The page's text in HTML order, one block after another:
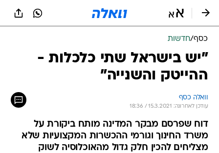
כסף/חדשות
"יש בישראל שתי כלכלות -
ההייטק והשנייה"
וואלה כסף
עודכן לאחרונה: 15.3.2021 / 18:36
דוח שפרסם מבקר המדינה מותח ביקורת על
משרד החינוך וגורמי ההכשרות המקצועיות שלא
מצליחים להכין חלק גדול מהאוכלוסיה לשוק